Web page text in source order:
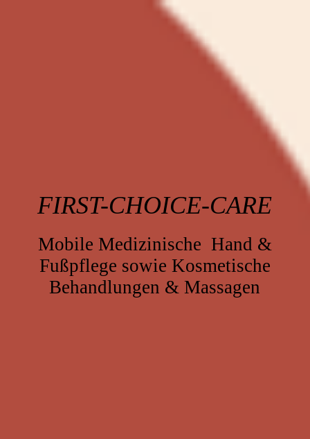
FIRST-CHOICE-CARE
Mobile Medizinische Hand &
Fußpflege sowie Kosmetische
Behandlungen & Massagen